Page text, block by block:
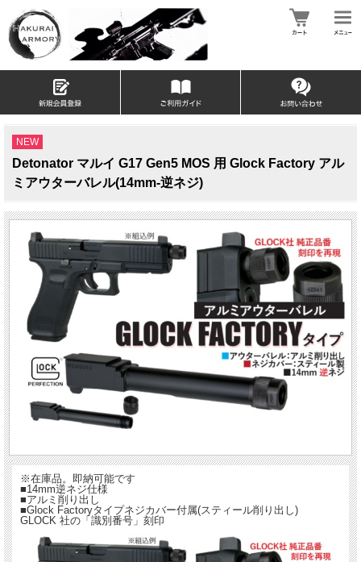
NEW
Detonator マルイ G17 Gen5 MOS 用 Glock Factory アル
ミアウターバレル(14mm-逆ネジ)
※在庫品。即納可能です
■14mm逆ネジ仕様
■アルミ削り出し
■Glock Factoryタイプネジカバー付属(スティール削り出し)
GLOCK 社の「識別番号」刻印